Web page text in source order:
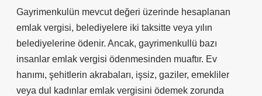
Gayrimenkulün mevcut değeri üzerinde hesaplanan
emlak vergisi, belediyelere iki taksitte veya yılın
belediyelerine ödenir. Ancak, gayrimenkullü bazı
insanlar emlak vergisi ödenmesinden muaftır. Ev
hanımı, şehitlerin akrabaları, işsiz, gaziler, emekliler
veya dul kadınlar emlak vergisini ödemek zorunda